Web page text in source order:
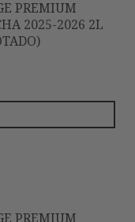
PREMIUM
2025-2026 2L
PREMIUM